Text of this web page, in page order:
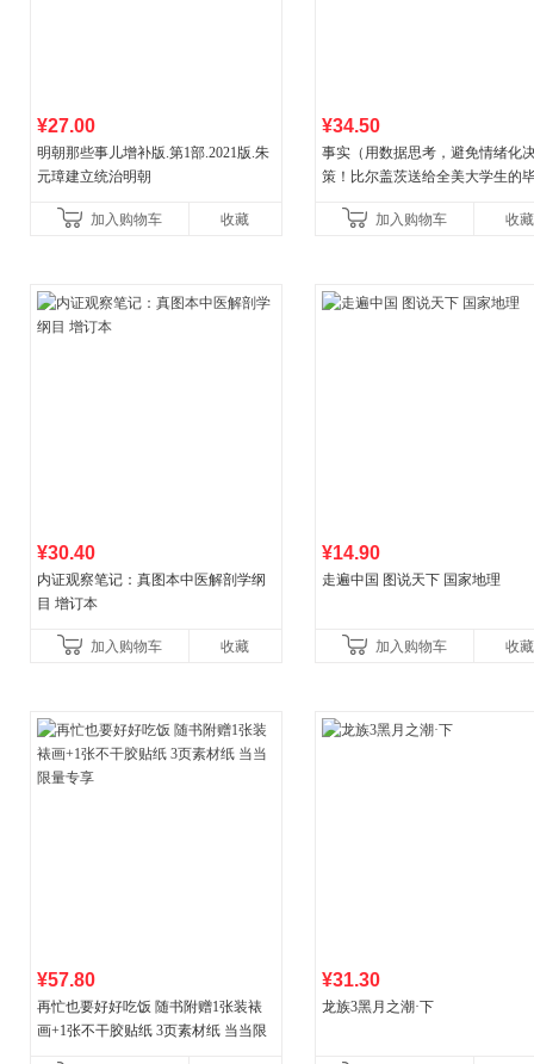
¥27.00
明朝那些事儿增补版.第1部.2021版.朱
元璋建立统治明朝
加入购物车 收藏
¥34.50
事实（用数据思考，避免情绪化
策！比尔盖茨送给全美大学生的
书！）读客经管文库
加入购物车 收藏
¥30.40
内证观察笔记：真图本中医解剖学纲
目 增订本
加入购物车 收藏
¥14.90
走遍中国 图说天下 国家地理
加入购物车 收藏
¥57.80
再忙也要好好吃饭 随书附赠1张装裱
画+1张不干胶贴纸 3页素材纸 当当限
¥31.30
龙族3黑月之潮·下